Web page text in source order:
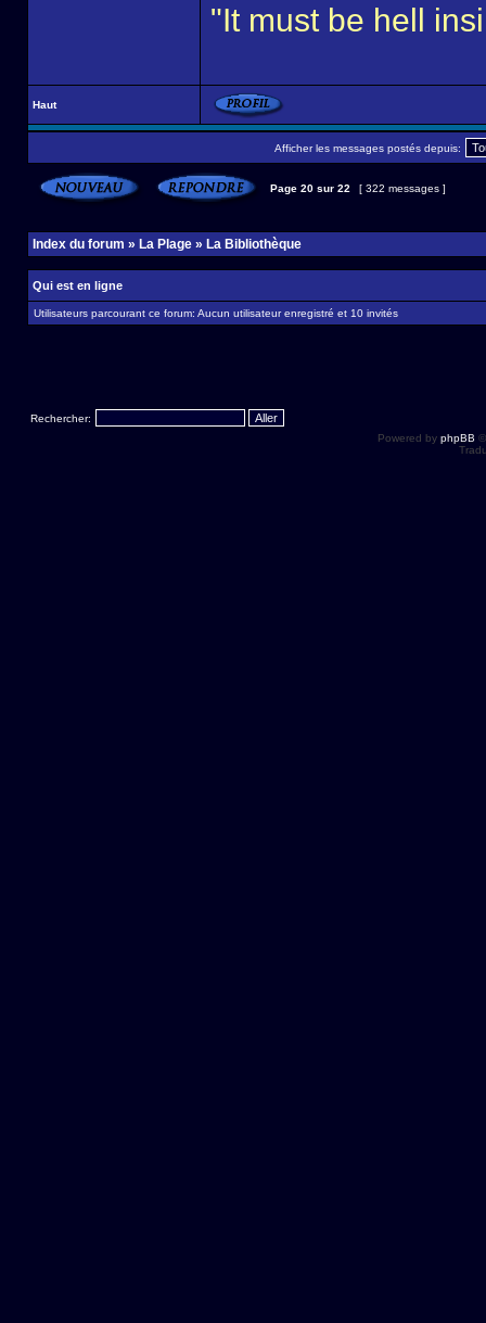
"It must be hell
Haut
Afficher les messages postés depuis:
Page 20 sur 22 [ 322 messages ]
Index du forum » La Plage » La Bibliothèque
Qui est en ligne
Utilisateurs parcourant ce forum: Aucun utilisateur enregistré et 10 invités
Rechercher:
Powered by phpBB